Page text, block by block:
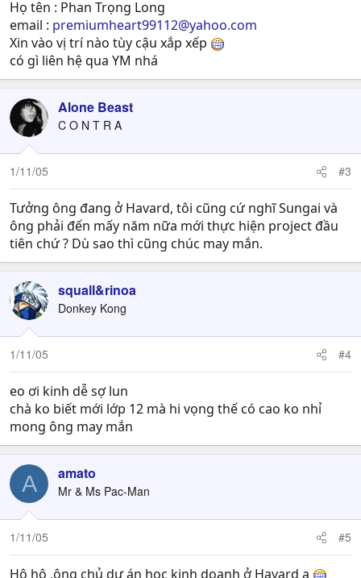
Họ tên : Phan Trọng Long
email : premiumheart99112@yahoo.com
Xin vào vị trí nào tùy cậu xắp xếp
có gì liên hệ qua YM nhá
Alone Beast
C O N T R A
1/11/05 #3
Tưởng ông đang ở Havard, tôi cũng cứ nghĩ Sungai và
ông phải đến mấy năm nữa mới thực hiện project đầu
tiên chứ ? Dù sao thì cũng chúc may mắn.
squall&rinoa
Donkey Kong
1/11/05 #4
eo ơi kinh dễ sợ lun
chà ko biết mới lớp 12 mà hi vọng thế có cao ko nhỉ
mong ông may mắn
A amato
Mr & Ms Pac-Man
1/11/05 #5
Hô hô ,ông chủ dự án học kinh doanh ở Havard a